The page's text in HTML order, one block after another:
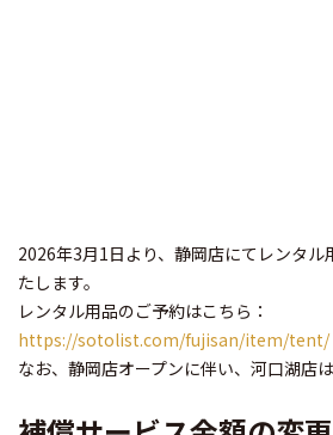
2026年3月1日より、静岡店にてレンタル
たします。
レンタル用品のご予約はこちら：
https://sotolist.com/fujisan/item/tent/
なお、静岡店オープンに伴い、河口湖店